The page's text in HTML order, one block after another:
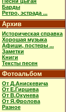
Барды
Ретро, эстрада ...
Архив
Историческая справка
Хорошая музыка
Афиши, постеры ...
Заметки
Книги
Тексты песен
Фотоальбом
От Д.Анискевича
От Е.Гиршева
От В.Окунева
От Я.Фролова
Разное